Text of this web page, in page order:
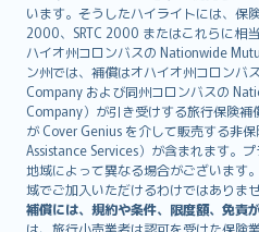
います。そうしたハイライトには、保
2000、SRTC 2000 またはこれらに相
ハイオ州コロンバスの Nationwide
ン州では、補償はオハイオ州コロンバ
Company および同州コロンバスの
Company）が引き受けする旅行保険補
が Cover Genius を介して販売する非
Assistance Services）が含まれます。
地域によって異なる場合がございます
域でご加入いただけるわけではありませ
補償には、規約や条件、限度額、免責
eesti
Ελληνικά
Magyar
Íslenska
Bahasa Indonesia
latviešu
Lietuviškai
Bahasa Melayu